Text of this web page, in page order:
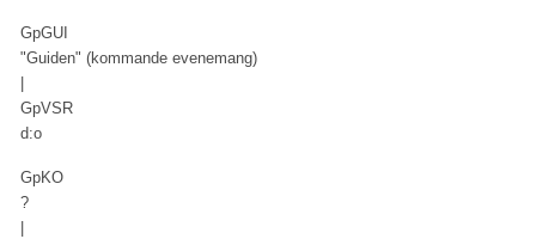
GpGUI
"Guiden" (kommande evenemang)
GpVSR
d:o
GpKO
?